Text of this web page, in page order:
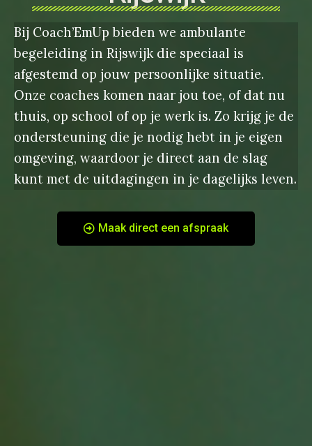
Bij Coach’EmUp bieden we ambulante
begeleiding in Rijswijk die speciaal is
afgestemd op jouw persoonlijke situatie.
Onze coaches komen naar jou toe, of dat nu
thuis, op school of op je werk is. Zo krijg je de
ondersteuning die je nodig hebt in je eigen
omgeving, waardoor je direct aan de slag
kunt met de uitdagingen in je dagelijks leven.
Maak direct een afspraak